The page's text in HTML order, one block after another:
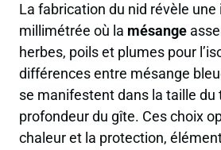
La fabrication du nid révèle une
millimétrée où la mésange
herbes, poils et plumes pour
différences entre mésange
se manifestent dans la taille du
profondeur du gîte. Ces choix
chaleur et la protection,